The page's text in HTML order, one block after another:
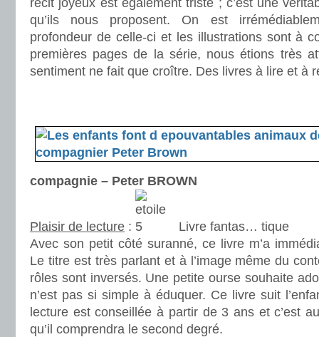
récit joyeux est également triste ; c’est une
qu’ils nous proposent. On est
profondeur de celle-ci et les illustrations sont à
premières pages de la série, nous étions très
sentiment ne fait que croître. Des livres à lire et à
compagnie – Peter BROWN
Plaisir de lecture :
Livre fantas… tique
Avec son petit côté suranné, ce livre m’a
Le titre est très parlant et à l’image même du
rôles sont inversés. Une petite ourse souhaite
n’est pas si simple à éduquer. Ce livre suit
lecture est conseillée à partir de 3 ans et c’est
qu’il comprendra le second degré.